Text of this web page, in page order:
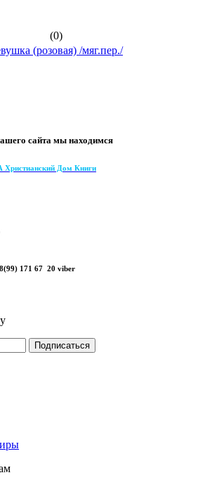
(0)
(розовая) /мяг.пер./
сайта мы находимся
Христианский Дом Книги
171 67 20 viber